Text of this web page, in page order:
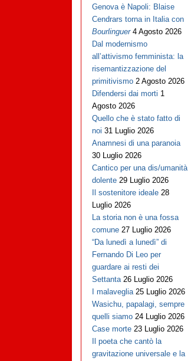
Genova è Napoli: Blaise
Cendrars torna in Italia con
Bourlinguer 4 Agosto 2026
Dal modernismo
all’attivismo femminista: la
risemantizzazione del
primitivismo 2 Agosto 2026
Difendersi dai morti 1
Agosto 2026
Quello che è stato fatto di
noi 31 Luglio 2026
Anamnesi di una paranoia
30 Luglio 2026
Cantico per una dis/umanità
dolente 29 Luglio 2026
Il sostenitore ideale 28
Luglio 2026
La storia non è una fossa
comune 27 Luglio 2026
“Da lunedì a lunedì” di
Fernando Di Leo per
guardare ai resti dei
Settanta 26 Luglio 2026
I malaveglia 25 Luglio 2026
Wasichu, papalagi, sempre
quelli siamo 24 Luglio 2026
Case morte 23 Luglio 2026
Il poeta che cantò la
gravitazione universale e la